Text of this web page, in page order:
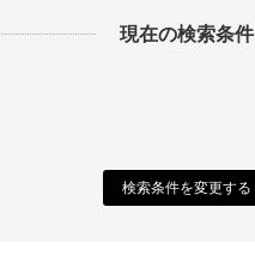
現在の検索条件
検索条件を変更する